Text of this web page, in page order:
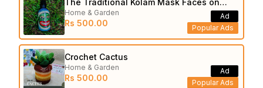
The Traditional Kolam Mask Faces on
Bottle
Home & Garden
Rs 500.00 Popular Ads
Ad
Crochet Cactus
Home & Garden
Rs 500.00 Popular Ads
Ad